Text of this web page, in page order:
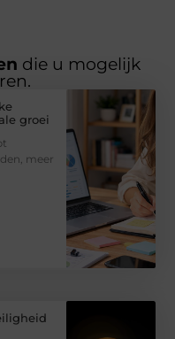
die u mogelijk
groei
meer